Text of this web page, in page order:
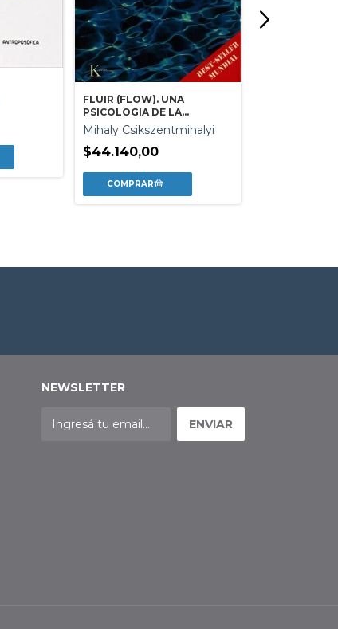
FLUIR (FLOW). UNA
PSICOLOGIA DE LA
FELICIDAD (ED.ARG.)
Mihaly Csikszentmihalyi
$44.140,00
NEWSLETTER